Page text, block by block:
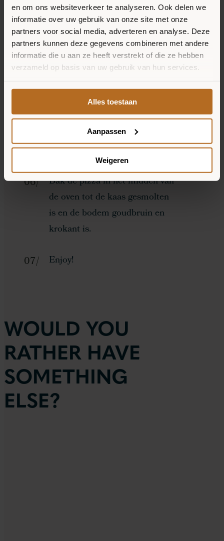
en om ons websiteverkeer te analyseren. Ook delen we
informatie over uw gebruik van onze site met onze
partners voor social media, adverteren en analyse. Deze
partners kunnen deze gegevens combineren met andere
informatie die u aan ze heeft verstrekt of die ze hebben
verzameld op basis van uw gebruik van hun services.
Alles toestaan
Aanpassen
Weigeren
Verdeel de kipstukjes over de
saus.
Voeg de paprika en spinazie
toe.
Bestrooi de pizza met de
mozzarella light of geraspte
30+ kaas.
Bak de pizza in het midden van
de oven tot de kaas gesmolten
is en de bodem goudbruin en
krokant is.
Enjoy!
WOULD YOU
RATHER HAVE
SOMETHING
ELSE?